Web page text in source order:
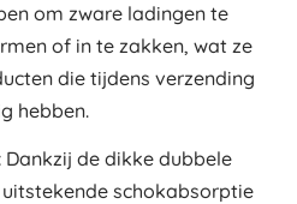
om zware ladingen te
of in te zakken, wat ze
die tijdens verzending
hebben.
de dikke dubbele
schokabsorptie